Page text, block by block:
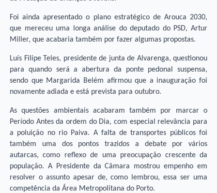
Foi ainda apresentado o plano estratégico de Arouca 2030,
que mereceu uma longa análise do deputado do PSD, Artur
Miller, que acabaria também por fazer algumas propostas.
Luís Filipe Teles, presidente de junta de Alvarenga, questionou
para quando será a abertura da ponte pedonal suspensa,
sendo que Margarida Belém afirmou que a inauguração foi
novamente adiada e está prevista para outubro.
As questões ambientais acabaram também por marcar o
Período Antes da ordem do Dia, com especial relevância para
a poluição no rio Paiva. A falta de transportes públicos foi
também uma dos pontos trazidos a debate por vários
autarcas, como reflexo de uma preocupação crescente da
população. A Presidente da Câmara mostrou empenho em
resolver o assunto apesar de, como lembrou, essa ser uma
competência da Área Metropolitana do Porto.